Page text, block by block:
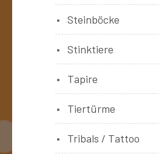
Steinböcke
Stinktiere
Tapire
Tiertürme
Tribals / Tattoo